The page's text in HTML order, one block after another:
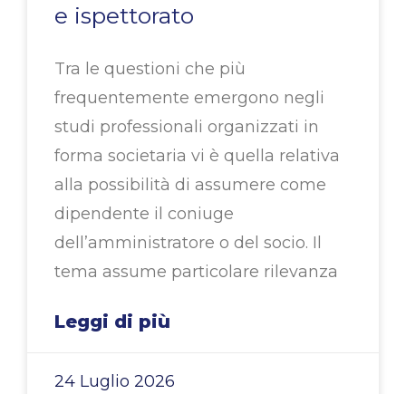
e ispettorato
Tra le questioni che più
frequentemente emergono negli
studi professionali organizzati in
forma societaria vi è quella relativa
alla possibilità di assumere come
dipendente il coniuge
dell’amministratore o del socio. Il
tema assume particolare rilevanza
Leggi di più
24 Luglio 2026